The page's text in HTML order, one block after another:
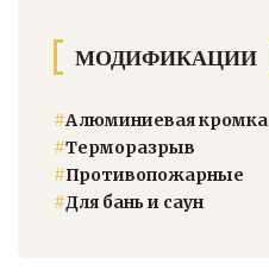
МОДИФИКАЦИИ
#Алюминиевая кромка
#Терморазрыв
#Противопожарные
#Для бань и саун